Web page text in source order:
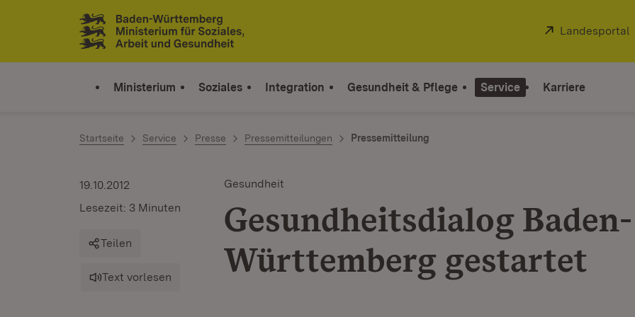
Zum Inhalt springen
Link zur Startseite
Extern:
Landesportal
Ministerium Soziales Integration Gesundheit & Pflege Service Karriere
Startseite Service Presse Pressemitteilungen Pressemitteilung
Gesundheit
Gesundheitsdialog Baden-
Württemberg gestartet
19.10.2012
Lesezeit: 3 Minuten
Teilen
Text vorlesen